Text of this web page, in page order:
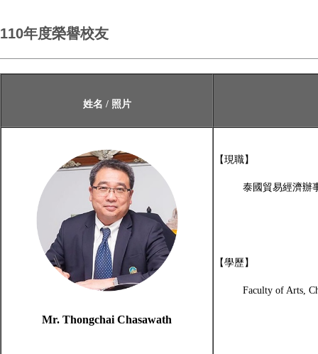
110年度榮譽校友
姓名 / 照片
Mr. Thongchai Chasawath
【現職】
泰國貿易經濟辦
【學歷】
Faculty of Arts,